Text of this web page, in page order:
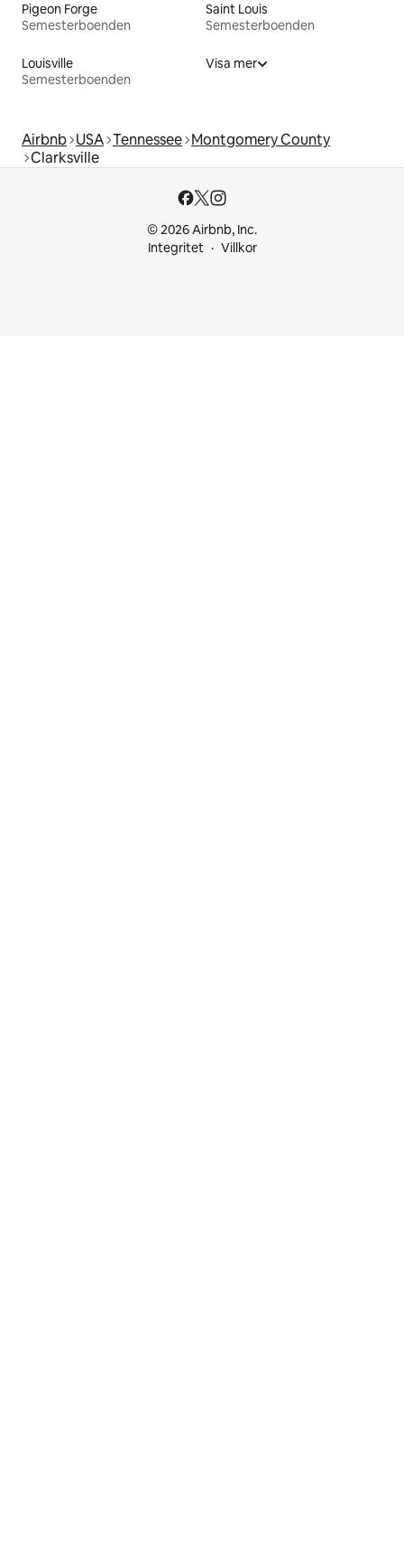
Pigeon Forge
Semesterboenden
Saint Louis
Semesterboenden
Louisville
Semesterboenden
Visa mer
Airbnb USA Tennessee Montgomery County
Clarksville
© 2026 Airbnb, Inc.
Integritet
Villkor